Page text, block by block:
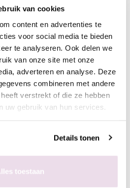
van cookies
content en advertenties te
voor social media te bieden
te analyseren. Ook delen we
van onze site met onze
adverteren en analyse. Deze
combineren met andere
verstrekt of die ze hebben
uw gebruik van hun services.
Details tonen
toestaan
CC04
hebben een mega shine.
van de gelpolish te poetsen of in de
de afbeelding is het pigment te
is licht van kleur en kan op
verwerkt worden.
of kunstnagel voor zoals
ondergrond (met plaklaag) aan en
de fluf
lamp